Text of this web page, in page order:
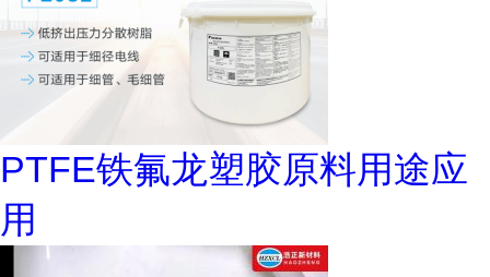
PTFE铁氟龙塑胶原料用途应
用